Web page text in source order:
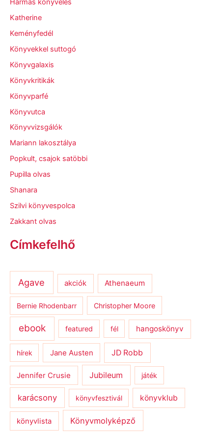
Hármas könyvelés
Katherine
Keményfedél
Könyvekkel suttogó
Könyvgalaxis
Könyvkritikák
Könyvparfé
Könyvutca
Könyvvizsgálók
Mariann lakosztálya
Popkult, csajok satöbbi
Pupilla olvas
Shanara
Szilvi könyvespolca
Zakkant olvas
Címkefelhő
Agave akciók Athenaeum
Bernie Rhodenbarr Christopher Moore
ebook featured fél hangoskönyv
hírek Jane Austen JD Robb
Jennifer Crusie Jubileum játék
karácsony könyvfesztivál könyvklub
könyvlista Könyvmolyképző